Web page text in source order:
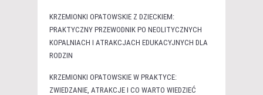
KRZEMIONKI OPATOWSKIE Z DZIECKIEM:
PRAKTYCZNY PRZEWODNIK PO NEOLITYCZNYCH
KOPALNIACH I ATRAKCJACH EDUKACYJNYCH DLA
RODZIN
KRZEMIONKI OPATOWSKIE W PRAKTYCE:
ZWIEDZANIE, ATRAKCJE I CO WARTO WIEDZIEĆ